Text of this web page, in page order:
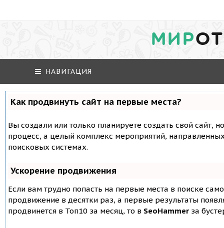
МИР
НАВИГАЦИЯ
Как продвинуть сайт на первые места?
Вы создали или только планируете создать свой сайт,
процесс, а целый комплекс мероприятий,
поисковых системах.
Ускорение продвижения
Если вам трудно попасть на первые места в поиске
продвижение в десятки раз, а первые результаты
продвинется в Топ10 за месяц, то в SeoHammer за